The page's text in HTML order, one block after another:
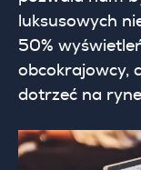
luksusowych
50%
obcokrajowcy,
dotrzeć na